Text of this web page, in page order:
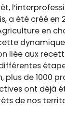
a été créé en
en
liée aux
plus de 1000
ont déjà
de nos